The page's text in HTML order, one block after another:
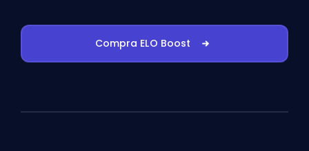
Compra ELO Boost